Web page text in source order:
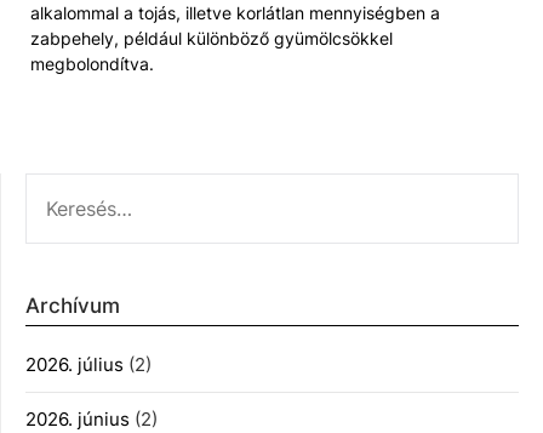
alkalommal a tojás, illetve korlátlan mennyiségben a
zabpehely, például különböző gyümölcsökkel
megbolondítva.
Archívum
2026. július (2)
2026. június (2)